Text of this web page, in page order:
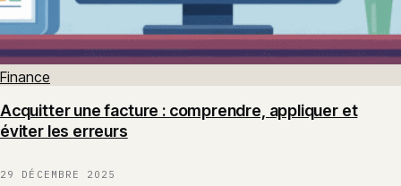
Finance
Acquitter une facture : comprendre, appliquer et
éviter les erreurs
29 DÉCEMBRE 2025